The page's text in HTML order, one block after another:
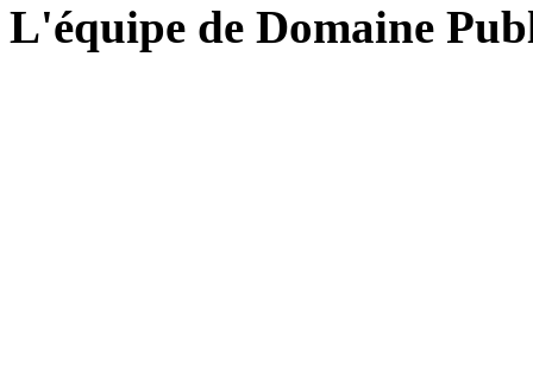
L'équipe de Domaine